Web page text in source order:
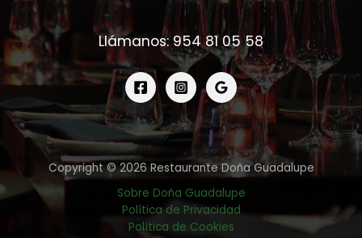
Llámanos: 954 81 05 58
Copyright © 2026 Restaurante Doña Guadalupe
Sobre Doña Guadalupe
Política de Privacidad
Política de Cookies